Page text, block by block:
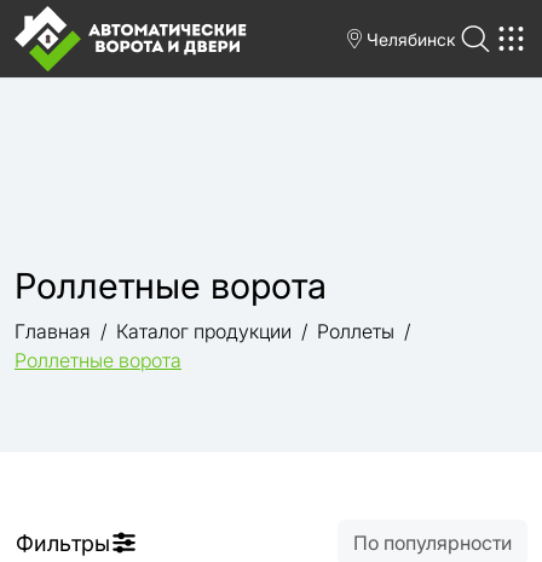
Челябинск
Роллетные ворота
Главная Каталог продукции
Роллеты
Роллетные ворота
Фильтры По популярности